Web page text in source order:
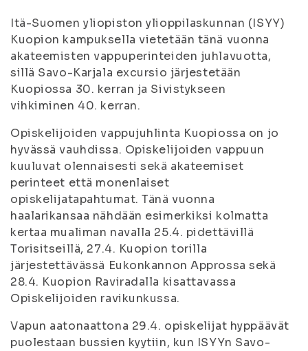
Itä-Suomen yliopiston ylioppilaskunnan (ISYY)
Kuopion kampuksella vietetään tänä vuonna
akateemisten vappuperinteiden juhlavuotta,
sillä Savo-Karjala excursio järjestetään
Kuopiossa 30. kerran ja Sivistykseen
vihkiminen 40. kerran.
Opiskelijoiden vappujuhlinta Kuopiossa on jo
hyvässä vauhdissa. Opiskelijoiden vappuun
kuuluvat olennaisesti sekä akateemiset
perinteet että monenlaiset
opiskelijatapahtumat. Tänä vuonna
haalarikansaa nähdään esimerkiksi kolmatta
kertaa mualiman navalla 25.4. pidettävillä
Torisitseillä, 27.4. Kuopion torilla
järjestettävässä Eukonkannon Approssa sekä
28.4. Kuopion Raviradalla kisattavassa
Opiskelijoiden ravikunkussa.
Vapun aatonaattona 29.4. opiskelijat hyppäävät
puolestaan bussien kyytiin, kun ISYYn Savo-